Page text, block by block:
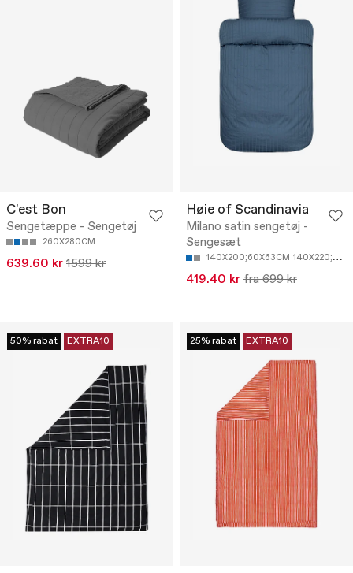
C'est Bon
Sengetæppe - Sengetøj
260X280CM
639.60 kr 1599 kr
Høie of Scandinavia
Milano satin sengetøj -
Sengesæt
140X200;60X63CM 140X220;60X63CM
419.40 kr fra 699 kr
50% rabat EXTRA10 25% rabat EXTRA10